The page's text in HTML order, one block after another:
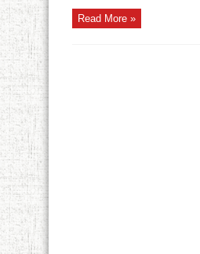
Read More »